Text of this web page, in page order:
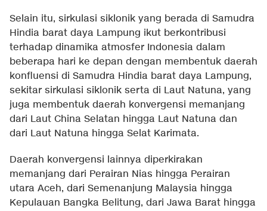
Selain itu, sirkulasi siklonik yang berada di Samudra
Hindia barat daya Lampung ikut berkontribusi
terhadap dinamika atmosfer Indonesia dalam
beberapa hari ke depan dengan membentuk daerah
konfluensi di Samudra Hindia barat daya Lampung,
sekitar sirkulasi siklonik serta di Laut Natuna, yang
juga membentuk daerah konvergensi memanjang
dari Laut China Selatan hingga Laut Natuna dan
dari Laut Natuna hingga Selat Karimata.
Daerah konvergensi lainnya diperkirakan
memanjang dari Perairan Nias hingga Perairan
utara Aceh, dari Semenanjung Malaysia hingga
Kepulauan Bangka Belitung, dari Jawa Barat hingga